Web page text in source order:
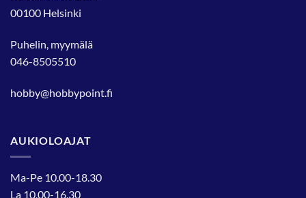
00100 Helsinki
Puhelin, myymälä
046-8505510
hobby@hobbypoint.fi
AUKIOLOAJAT
Ma-Pe 10.00-18.30
La 10.00-16.30